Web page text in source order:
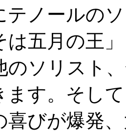
テノールの
は五月の王
のソリスト
ます。そし
喜びが爆発